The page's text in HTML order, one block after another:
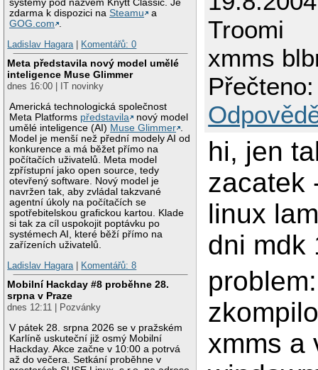
systémy pod názvem Knytt Classic. Je
zdarma k dispozici naSteamu
a
GOG.com
Ladislav Hagara| Komentářů: 0
Meta představila nový model umělé
inteligence Muse Glimmer
dnes 16:00 | IT novinky
Americká technologická společnost
Meta Platforms představila
nový model
umělé inteligence (AI) Muse Glimmer
Model je menší než přední modely AI od
konkurence a má běžet přímo na
počítačích uživatelů. Meta model
zpřístupní jako open source, tedy
otevřený software. Nový model je
navržen tak, aby zvládal takzvané
agentní úkoly na počítačích se
spotřebitelskou grafickou kartou. Klade
si tak za cíl uspokojit poptávku po
systémech AI, které běží přímo na
zařízeních uživatelů.
Ladislav Hagara| Komentářů: 8
Mobilní Hackday #8 proběhne 28.
srpna v Praze
dnes 12:11 | Pozvánky
V pátek 28. srpna 2026 se v pražském
Karlíně uskuteční již osmý Mobilní
Hackday. Akce začne v 10:00 a potrvá
až do večera. Setkání proběhne v
Troomi
xmms
hi, jen
zacatek
linux
dni mdk
problem:
xmms a